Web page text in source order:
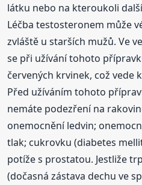
látku nebo na kteroukoli
Léčba testosteronem může
zvláště u starších mužů. Ve
se při užívání tohoto
červených krvinek, což vede
Před užíváním tohoto
nemáte podezření na
onemocnění ledvin;
tlak; cukrovku (diabetes
potíže s prostatou. Jestliže
(dočasná zástava dechu ve